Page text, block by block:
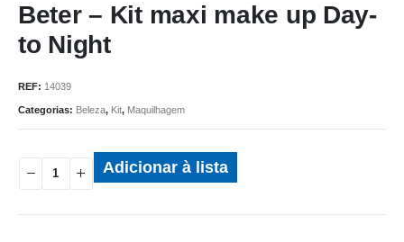
Beter – Kit maxi make up Day-
to Night
REF: 14039
Categorias: Beleza, Kit, Maquilhagem
Adicionar à lista